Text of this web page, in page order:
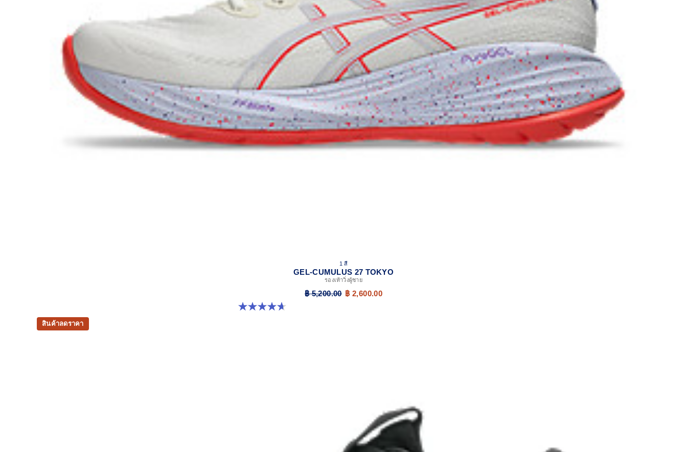
1 สี
GEL-CUMULUS 27 TOKYO
รองเท้าวิ่งผู้ชาย
฿ 5,200.00 ฿ 2,600.00
4.7 จาก 5 ดาว 15 รีวิว
สินค้าลดราคา